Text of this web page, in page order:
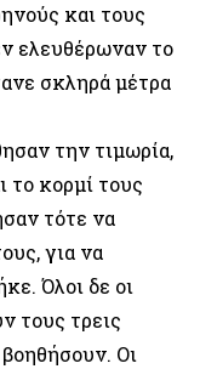
και τους
ελευθέρωναν το
σκληρά μέτρα
την τιμωρία,
το κορμί τους
τότε να
για να
Όλοι δε οι
τους τρεις
Οι